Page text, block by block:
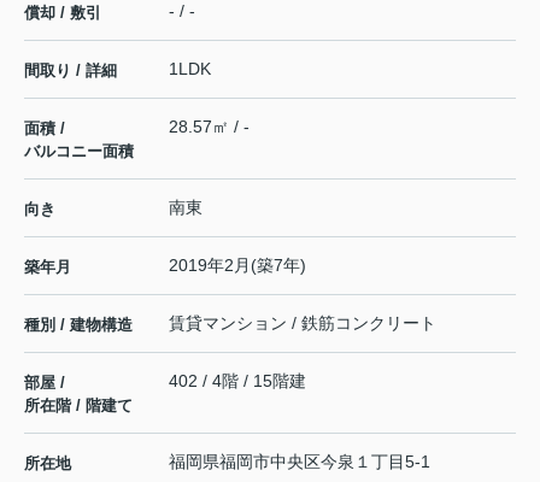
償却 / 敷引 - / -
間取り / 詳細 1LDK
面積 /
バルコニー面積
28.57㎡ / -
向き 南東
築年月 2019年2月(築7年)
種別 / 建物構造 賃貸マンション / 鉄筋コンクリート
部屋 /
所在階 / 階建て
402 / 4階 / 15階建
所在地 福岡県福岡市中央区今泉 １丁目5-1